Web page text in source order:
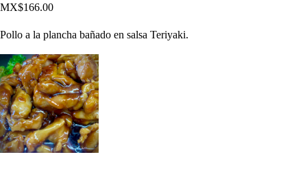
MX$166.00
Pollo a la plancha bañado en salsa Teriyaki.